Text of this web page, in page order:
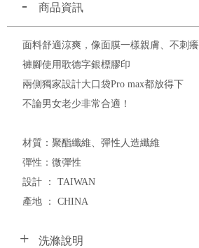
商品資訊
面料舒適涼爽，像面膜一樣親膚、不刺癢
褲腳使用歌德字銀標膠印
兩側獨家設計大口袋Pro max都放得下
不論男女老少非常合適！
材質：聚酯纖維、彈性人造纖維
彈性：微彈性
設計 ： TAIWAN
產地 ： CHINA
洗滌說明